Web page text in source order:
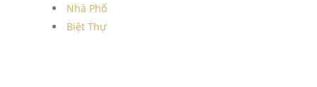
Nhà Phố
Biệt Thự